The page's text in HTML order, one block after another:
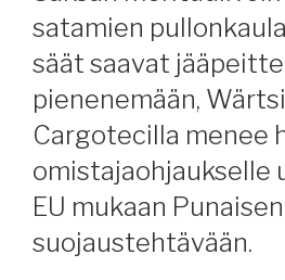
satamien
säät saavat
pienenemään,
Cargotecilla menee
omistajaohjaukselle
EU mukaan
suojaustehtävään.